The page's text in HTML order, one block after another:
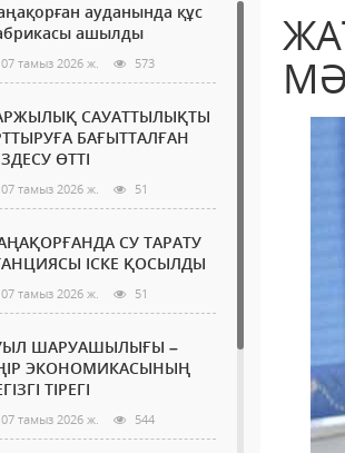
ауданында құс
ашылды
07 тамыз 2026 ж. 573
САУАТТЫЛЫҚТЫ
БАҒЫТТАЛҒАН
ӨТТІ
07 тамыз 2026 ж. 51
СУ ТАРАТУ
ІСКЕ ҚОСЫЛДЫ
07 тамыз 2026 ж. 51
ШАРУАШЫЛЫҒЫ –
ЭКОНОМИКАСЫНЫҢ
ТІРЕГІ
07 тамыз 2026 ж. 544